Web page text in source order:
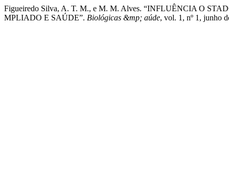
Figueiredo Silva, A. T. M., e M. M. Alves. “INFLUÊNCIA O
MPLIADO E SAÚDE”. Biológicas &mp; aúde, vol. 1, nº 1, junho